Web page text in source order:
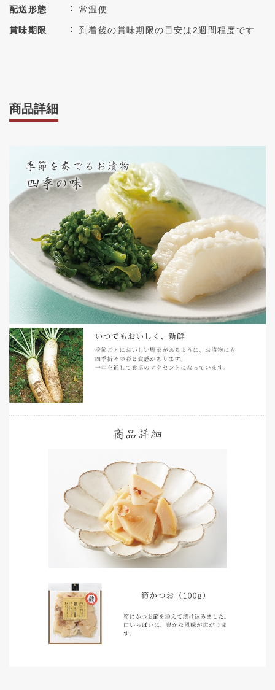
配送形態 常温便
賞味期限 到着後の賞味期限の目安は2週間程度です
商品詳細